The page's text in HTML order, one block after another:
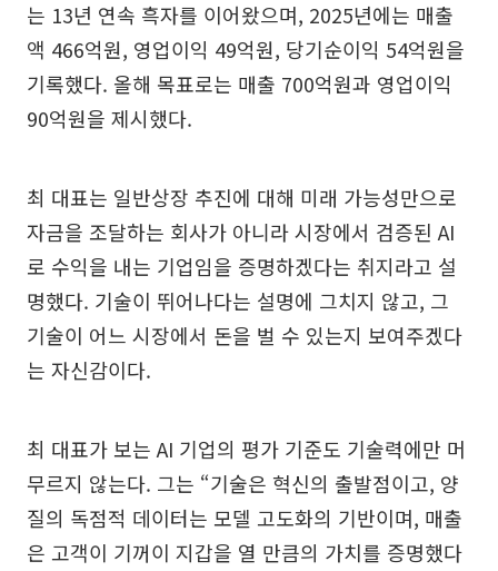
는 13년 연속 흑자를 이어왔으며, 2025년에는 매출
액 466억원, 영업이익 49억원, 당기순이익 54억원을
기록했다. 올해 목표로는 매출 700억원과 영업이익
90억원을 제시했다.
최 대표는 일반상장 추진에 대해 미래 가능성만으로
자금을 조달하는 회사가 아니라 시장에서 검증된 AI
로 수익을 내는 기업임을 증명하겠다는 취지라고 설
명했다. 기술이 뛰어나다는 설명에 그치지 않고, 그
기술이 어느 시장에서 돈을 벌 수 있는지 보여주겠다
는 자신감이다.
최 대표가 보는 AI 기업의 평가 기준도 기술력에만 머
무르지 않는다. 그는 “기술은 혁신의 출발점이고, 양
질의 독점적 데이터는 모델 고도화의 기반이며, 매출
은 고객이 기꺼이 지갑을 열 만큼의 가치를 증명했다